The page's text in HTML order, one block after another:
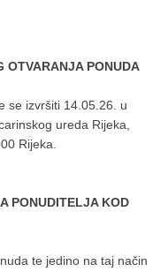
OTVARANJA PONUDA
se izvršiti 14.05.26. u
ureda Rijeka,
Rijeka.
PONUDITELJA KOD
te jedino na taj način